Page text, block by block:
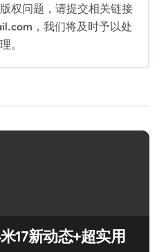
权问题，请提交相关链接
，我们将及时予以处
理。
17新动态+超实用